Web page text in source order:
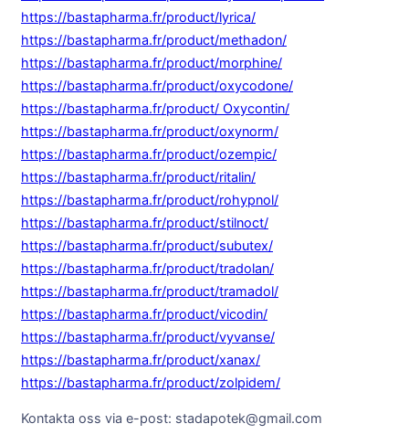
https://bastapharma.fr/product/lyrica/
https://bastapharma.fr/product/methadon/
https://bastapharma.fr/product/morphine/
https://bastapharma.fr/product/oxycodone/
https://bastapharma.fr/product/ Oxycontin/
https://bastapharma.fr/product/oxynorm/
https://bastapharma.fr/product/ozempic/
https://bastapharma.fr/product/ritalin/
https://bastapharma.fr/product/rohypnol/
https://bastapharma.fr/product/stilnoct/
https://bastapharma.fr/product/subutex/
https://bastapharma.fr/product/tradolan/
https://bastapharma.fr/product/tramadol/
https://bastapharma.fr/product/vicodin/
https://bastapharma.fr/product/vyvanse/
https://bastapharma.fr/product/xanax/
https://bastapharma.fr/product/zolpidem/
Kontakta oss via e-post: stadapotek@gmail.com